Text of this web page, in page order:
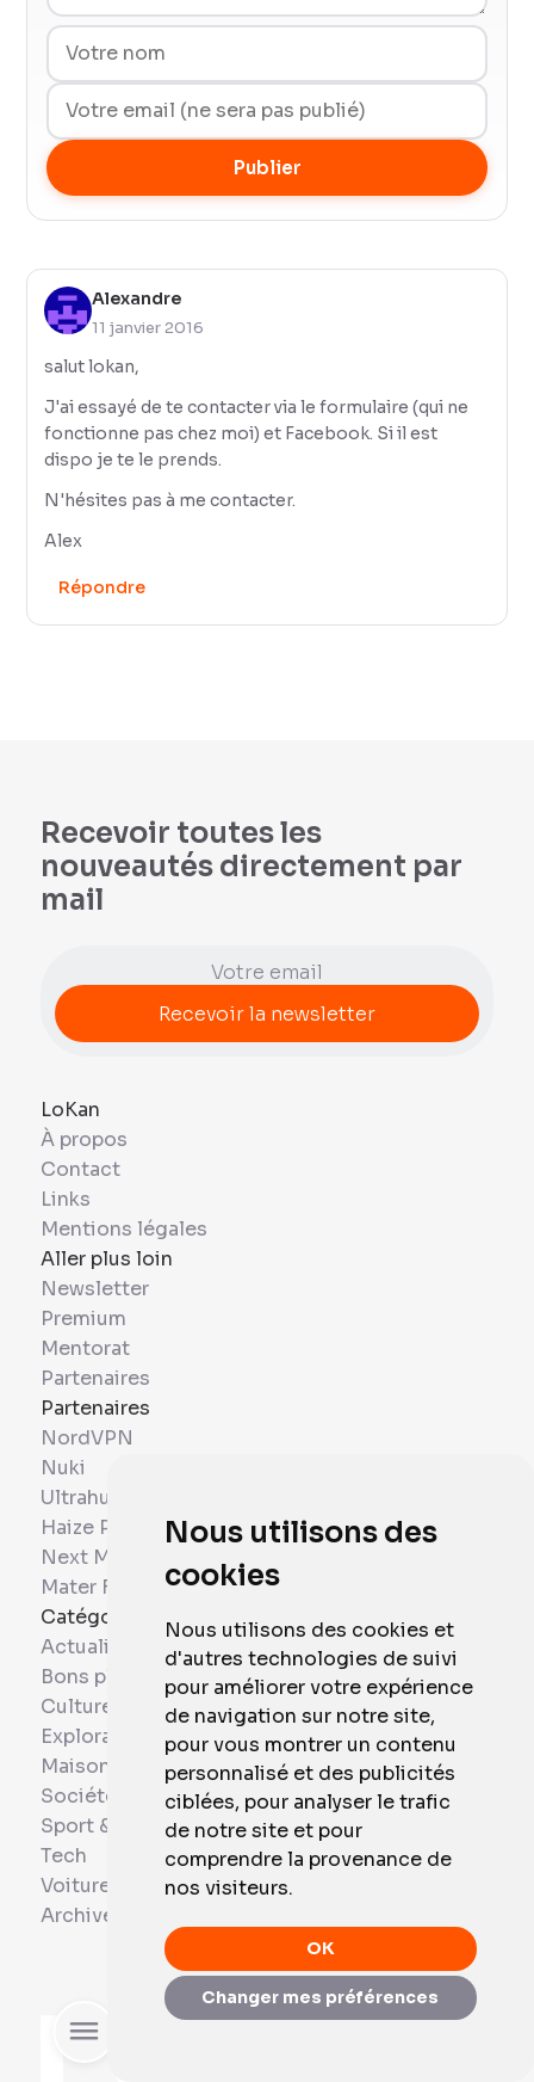
Nous utilisons des
cookies
Nous utilisons des cookies et
d'autres technologies de suivi
pour améliorer votre expérience
de navigation sur notre site,
pour vous montrer un contenu
personnalisé et des publicités
ciblées, pour analyser le trafic
de notre site et pour
comprendre la provenance de
nos visiteurs.
OK
Changer mes préférences
Publier
Alexandre
11 janvier 2016
salut lokan,
J'ai essayé de te contacter via le formulaire (qui ne
fonctionne pas chez moi) et Facebook. Si il est
dispo je te le prends.
N'hésites pas à me contacter.
Alex
Répondre
Recevoir toutes les
nouveautés directement par
mail
LoKan
À propos
Contact
Links
Mentions légales
Aller plus loin
Newsletter
Premium
Mentorat
Partenaires
Partenaires
NordVPN
Nuki
Ultrahuman
Haize Project
Next Mobiles
Mater France
Catégories
Actualités
Bons plans
Culture
Exploration
Maison et Domotique
Société
Sport & Santé
Tech
Voitures
Archives